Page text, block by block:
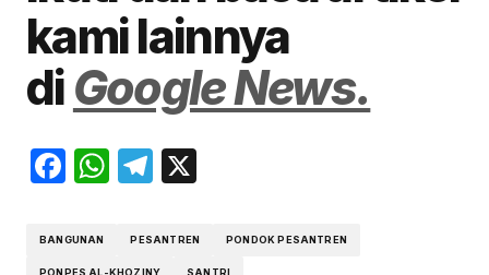
kami lainnya
diGoogle News.
Facebook
WhatsApp
Telegram
BANGUNAN PESANTREN PONDOK PESANTREN
PONPES AL-KHOZINY SANTRI